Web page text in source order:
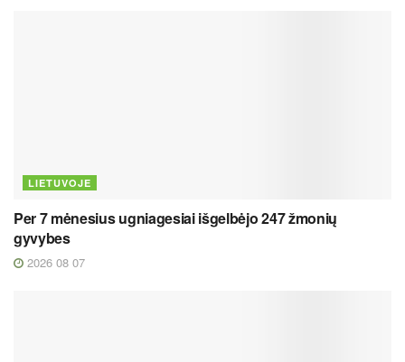
LIETUVOJE
Per 7 mėnesius ugniagesiai išgelbėjo 247 žmonių
gyvybes
2026 08 07